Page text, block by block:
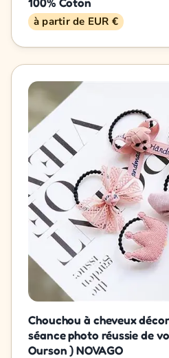
à partir de EUR €
Chouchou à cheveux
séance photo réussie de
Ourson ) NOVAGO